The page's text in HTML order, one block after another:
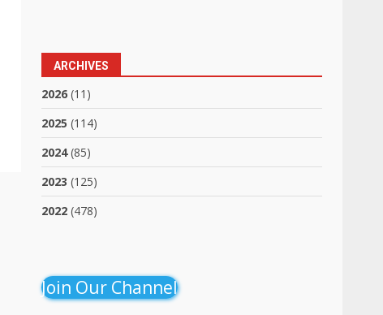
ARCHIVES
2026 (11)
2025 (114)
2024(85)
2023 (125)
2022 (478)
Join Our Channel